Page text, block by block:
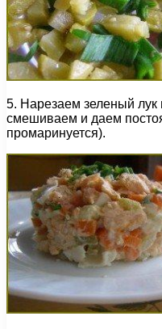
5. Нарезаем зеленый лук
смешиваем и даем
промаринуется).